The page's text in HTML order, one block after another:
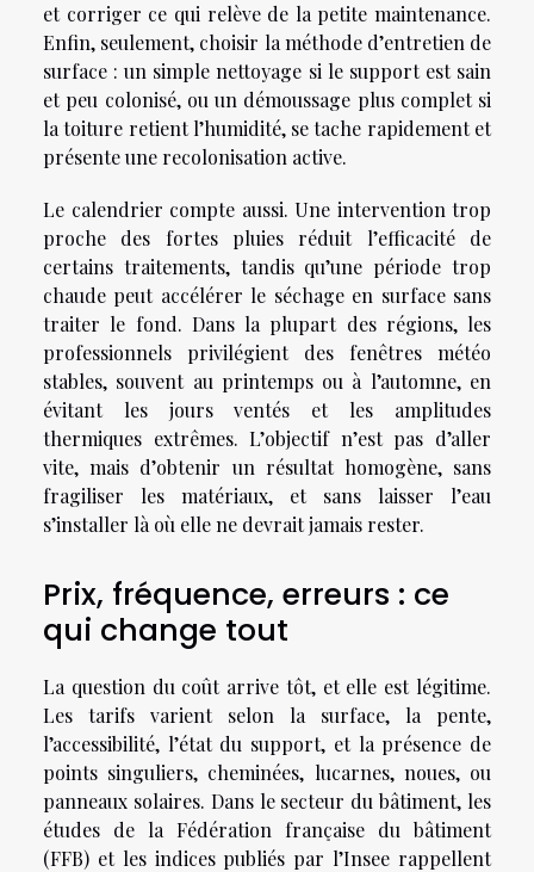
et corriger ce qui relève de la petite maintenance.
Enfin, seulement, choisir la méthode d’entretien de
surface : un simple nettoyage si le support est sain
et peu colonisé, ou un démoussage plus complet si
la toiture retient l’humidité, se tache rapidement et
présente une recolonisation active.
Le calendrier compte aussi. Une intervention trop
proche des fortes pluies réduit l’efficacité de
certains traitements, tandis qu’une période trop
chaude peut accélérer le séchage en surface sans
traiter le fond. Dans la plupart des régions, les
professionnels privilégient des fenêtres météo
stables, souvent au printemps ou à l’automne, en
évitant les jours ventés et les amplitudes
thermiques extrêmes. L’objectif n’est pas d’aller
vite, mais d’obtenir un résultat homogène, sans
fragiliser les matériaux, et sans laisser l’eau
s’installer là où elle ne devrait jamais rester.
Prix, fréquence, erreurs : ce
qui change tout
La question du coût arrive tôt, et elle est légitime.
Les tarifs varient selon la surface, la pente,
l’accessibilité, l’état du support, et la présence de
points singuliers, cheminées, lucarnes, noues, ou
panneaux solaires. Dans le secteur du bâtiment, les
études de la Fédération française du bâtiment
(FFB) et les indices publiés par l’Insee rappellent